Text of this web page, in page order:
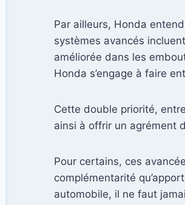
Par ailleurs, Honda
systèmes avancés
améliorée dans les
Honda s’engage à faire
Cette double priorité,
ainsi à offrir un agrément
Pour certains, ces
complémentarité
automobile, il ne faut